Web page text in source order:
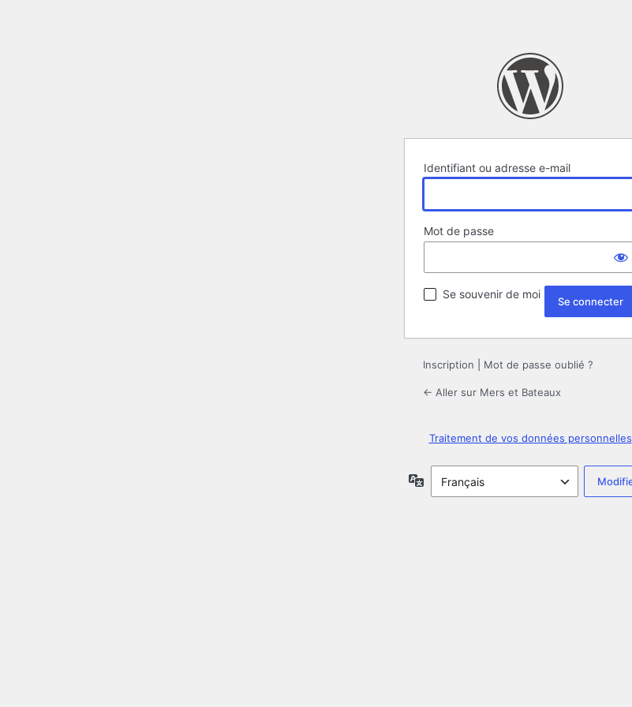
Identifiant ou adresse e-mail
Mot de passe
Se souvenir de moi
Inscription Mot de passe oublié ?
← Aller sur Mers et Bateaux
Traitement de vos données personnelles
Langue